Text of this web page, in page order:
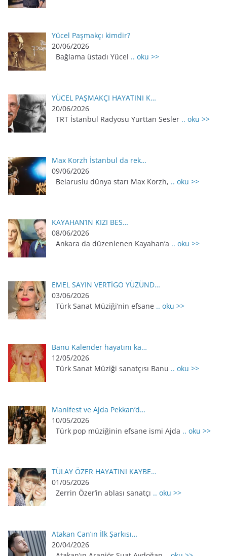
Yücel Paşmakçı kimdir?
20/06/2026
Bağlama üstadı Yücel .. oku >>
YÜCEL PAŞMAKÇI HAYATINI K…
20/06/2026
TRT İstanbul Radyosu Yurttan Sesler .. oku >>
Max Korzh İstanbul da rek…
09/06/2026
Belaruslu dünya starı Max Korzh, .. oku >>
KAYAHAN’IN KIZI BES…
08/06/2026
Ankara da düzenlenen Kayahan’a .. oku >>
EMEL SAYIN VERTİGO YÜZÜND…
03/06/2026
Türk Sanat Müziği’nin efsane .. oku >>
Banu Kalender hayatını ka…
12/05/2026
Türk Sanat Müziği sanatçısı Banu .. oku >>
Manifest ve Ajda Pekkan’d…
10/05/2026
Türk pop müziğinin efsane ismi Ajda .. oku >>
TÜLAY ÖZER HAYATINI KAYBE…
01/05/2026
Zerrin Özer’in ablası sanatçı .. oku >>
Atakan Can’ın İlk Şarkısı…
20/04/2026